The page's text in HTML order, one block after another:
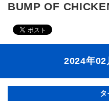
BUMP OF
2024年02
タ